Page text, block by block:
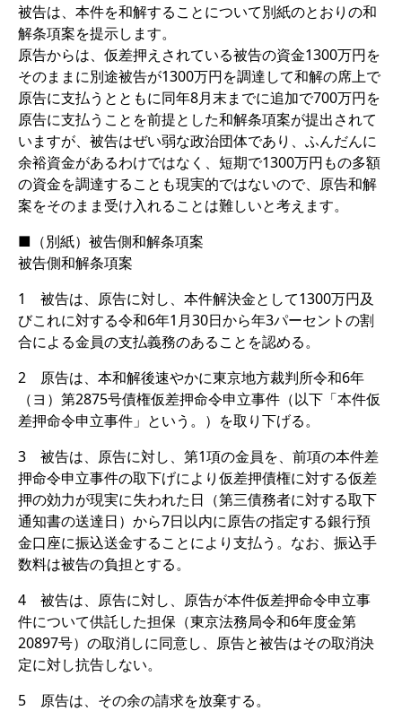
被告は、本件を和解することについて別紙のとおりの和
解条項案を提示します。
原告からは、仮差押えされている被告の資金1300万円を
そのままに別途被告が1300万円を調達して和解の席上で
原告に支払うとともに同年8月末までに追加で700万円を
原告に支払うことを前提とした和解条項案が提出されて
いますが、被告はぜい弱な政治団体であり、ふんだんに
余裕資金があるわけではなく、短期で1300万円もの多額
の資金を調達することも現実的ではないので、原告和解
案をそのまま受け入れることは難しいと考えます。
■（別紙）被告側和解条項案
被告側和解条項案
1 被告は、原告に対し、本件解決金として1300万円及
びこれに対する令和6年1月30日から年3パーセントの割
合による金員の支払義務のあることを認める。
2 原告は、本和解後速やかに東京地方裁判所令和6年
（ヨ）第2875号債権仮差押命令申立事件（以下「本件仮
差押命令申立事件」という。）を取り下げる。
3 被告は、原告に対し、第1項の金員を、前項の本件差
押命令申立事件の取下げにより仮差押債権に対する仮差
押の効力が現実に失われた日（第三債務者に対する取下
通知書の送達日）から7日以内に原告の指定する銀行預
金口座に振込送金することにより支払う。なお、振込手
数料は被告の負担とする。
4 被告は、原告に対し、原告が本件仮差押命令申立事
件について供託した担保（東京法務局令和6年度金第
20897号）の取消しに同意し、原告と被告はその取消決
定に対し抗告しない。
5 原告は、その余の請求を放棄する。